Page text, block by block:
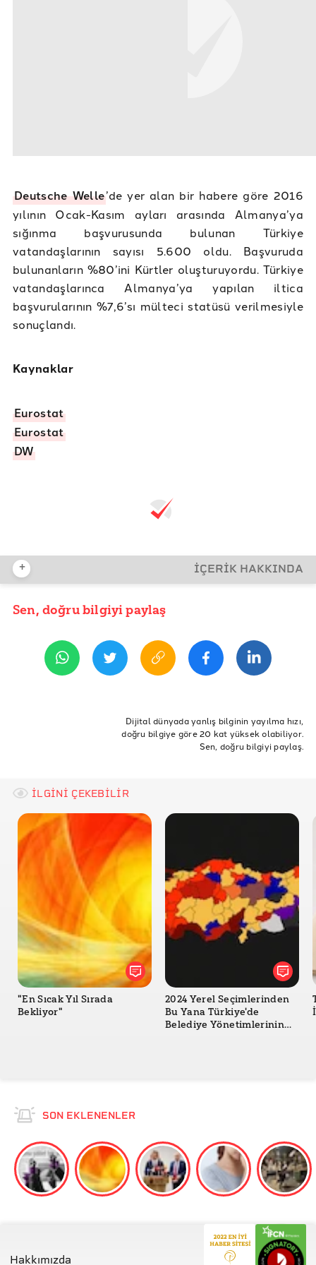
Deutsche Welle’de yer alan bir habere göre 2016
yılının Ocak-Kasım ayları arasında Almanya’ya
sığınma başvurusunda bulunan Türkiye
vatandaşlarının sayısı 5.600 oldu. Başvuruda
bulunanların %80’ini Kürtler oluşturuyordu. Türkiye
vatandaşlarınca Almanya’ya yapılan iltica
başvurularının %7,6’sı mülteci statüsü verilmesiyle
sonuçlandı.
Kaynaklar
Eurostat
Eurostat
DW
+ İÇERİK HAKKINDA
YAYIN TARİHİ
Bülten
Sen, doğru bilgiyi paylaş
Dijital dünyada yanlış bilginin yayılma hızı,
doğru bilgiye göre 20 kat yüksek olabiliyor.
Sen, doğru bilgiyi paylaş.
İLGİNİ ÇEKEBİLİR
"En Sıcak Yıl Sırada
Bekliyor"
2024 Yerel Seçimlerinden
Bu Yana Türkiye'de
Belediye Yönetimlerinin
SON EKLENENLER
Hakkımızda